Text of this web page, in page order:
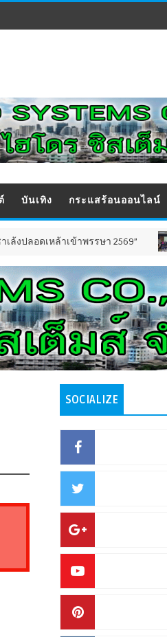
บันเทิง กระแสร้อนออนไลน์
เข้าพรรษา 2569” ข่าวทั่วไป
SOCIALIZE